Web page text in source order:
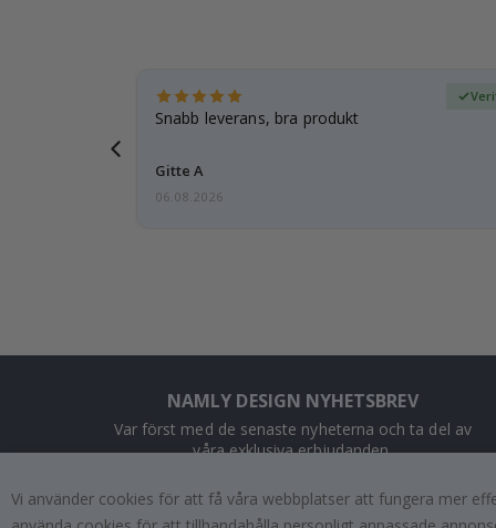
Snabb leverans, bra produkt
Gitte A
06.08.2026
NAMLY DESIGN NYHETSBREV
Var först med de senaste nyheterna och ta del av
våra exklusiva erbjudanden.
PRENUMERERA
Vi använder cookies för att få våra webbplatser att fungera mer